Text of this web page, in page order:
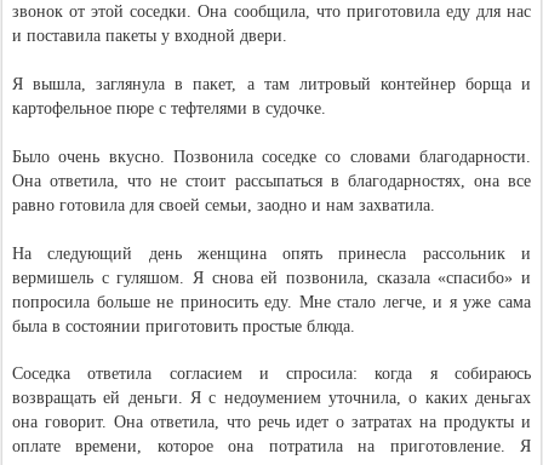
звонок от этой соседки. Она сообщила, что приготовила еду для нас
и поставила пакеты у входной двери.
Я вышла, заглянула в пакет, а там литровый контейнер борща и
картофельное пюре с тефтелями в судочке.
Было очень вкусно. Позвонила соседке со словами благодарности.
Она ответила, что не стоит рассыпаться в благодарностях, она все
равно готовила для своей семьи, заодно и нам захватила.
На следующий день женщина опять принесла рассольник и
вермишель с гуляшом. Я снова ей позвонила, сказала «спасибо» и
попросила больше не приносить еду. Мне стало легче, и я уже сама
была в состоянии приготовить простые блюда.
Соседка ответила согласием и спросила: когда я собираюсь
возвращать ей деньги. Я с недоумением уточнила, о каких деньгах
она говорит. Она ответила, что речь идет о затратах на продукты и
оплате времени, которое она потратила на приготовление. Я